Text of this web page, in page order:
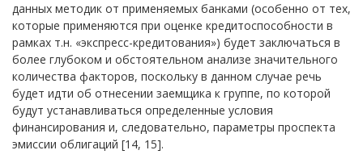
данных методик от применяемых банками (особенно от тех,
которые применяются при оценке кредитоспособности в
рамках т.н. «экспресс-кредитования») будет заключаться в
более глубоком и обстоятельном анализе значительного
количества факторов, поскольку в данном случае речь
будет идти об отнесении заемщика к группе, по которой
будут устанавливаться определенные условия
финансирования и, следовательно, параметры проспекта
эмиссии облигаций [14, 15].